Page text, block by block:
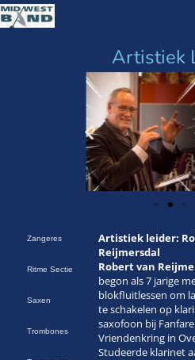
Artistiek
Zangeres
Ritme Sectie
Saxen
Trombones
Artistiek leider:
Reijmersdal
Robert van
begon als 7 jarige
blokfluitlessen om
te schakelen op
saxofoon bij Fanfare
Vriendenkring in
Studeerde klarinet